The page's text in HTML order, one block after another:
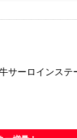
サーロインス